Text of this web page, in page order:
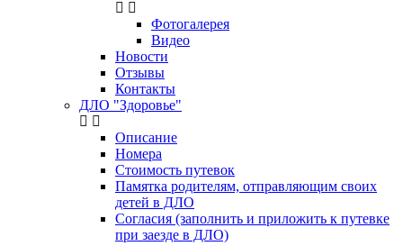
Фотогалерея
Видео
Новости
Отзывы
Контакты
ДЛО "Здоровье"
Описание
Номера
Стоимость путевок
Памятка родителям, отправляющим своих
детей в ДЛО
Согласия (заполнить и приложить к путевке
при заезде в ДЛО)